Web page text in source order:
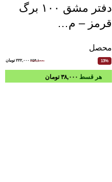
دفتر مشق ۱۰۰ برگ
قرمز – م…
محصل
13% ۲۵۴,۱۰۰ ۲۲۲,۰۰۰ تومان
هر قسط ۳۸,۰۰۰ تومان